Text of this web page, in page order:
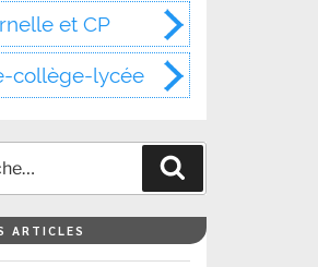
et CP
collège-lycée
ARTICLES